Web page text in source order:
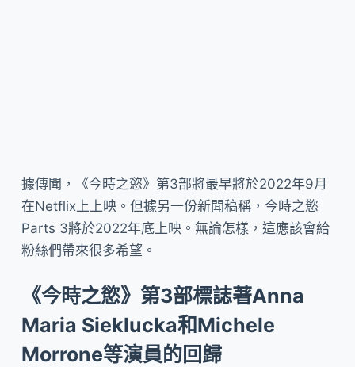
據傳聞，《今時之慾》第3部將最早將於2022年9月
在Netflix上上映。但據另一份新聞稿稱，今時之慾
Parts 3將於2022年底上映。無論怎樣，這應該會給
粉絲們帶來很多希望。
《今時之慾》第3部標誌著Anna
Maria Sieklucka和Michele
Morrone等演員的回歸